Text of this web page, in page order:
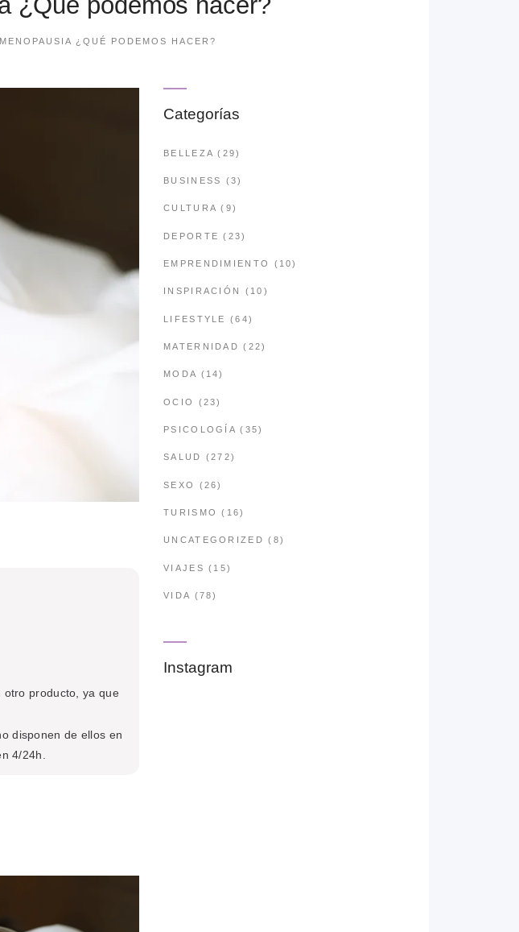
¿QUÉ PODEMOS HACER?
otro producto, ya que
disponen de ellos en
4/24h.
Categorías
BELLEZA (29)
BUSINESS (3)
CULTURA (9)
DEPORTE (23)
EMPRENDIMIENTO (10)
INSPIRACIÓN (10)
LIFESTYLE (64)
MATERNIDAD (22)
MODA (14)
OCIO (23)
PSICOLOGÍA (35)
SALUD (272)
SEXO (26)
TURISMO (16)
UNCATEGORIZED (8)
VIAJES (15)
VIDA (78)
Instagram